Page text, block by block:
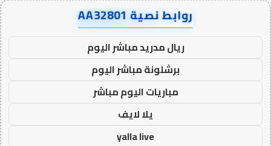
روابط نصية AA32801
ريال مدريد مباشر اليوم
برشلونة مباشر اليوم
مباريات اليوم مباشر
يلا لايف
yalla live